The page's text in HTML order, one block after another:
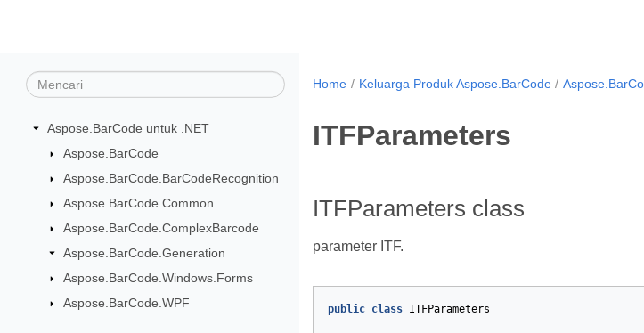
Aspose.BarCode untuk .NET
Aspose.BarCode
Aspose.BarCode.BarCodeRecognition
Aspose.BarCode.Common
Aspose.BarCode.ComplexBarcode
Aspose.BarCode.Generation
Aspose.BarCode.Windows.Forms
Aspose.BarCode.WPF
Home Keluarga Produk Aspose.BarCode
ITFParameters
ITFParameters class
parameter ITF.
public class ITFParameters